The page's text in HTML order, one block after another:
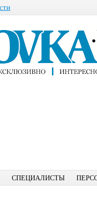
СПЕЦИАЛИСТЫ